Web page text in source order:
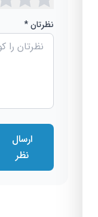
نظرتان *
ارسال